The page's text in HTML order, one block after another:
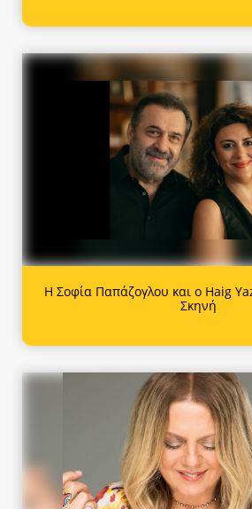
Η Σοφία Παπάζογλου και ο Haig
Σκηνή